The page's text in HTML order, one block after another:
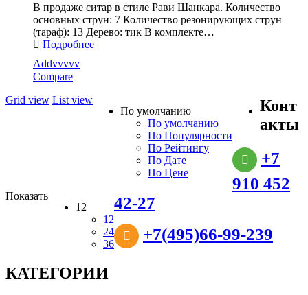
В продаже ситар в стиле Рави Шанкара. Количество
основных струн: 7 Количество резонирующих струн
(тараф): 13 Дерево: тик В комплекте…
Подробнее
Addvvvvv
Compare
Grid view List view
По умолчанию
По умолчанию
По Популярности
По Рейтингу
По Дате
По Цене
Показать
12
12
24
36
Конт
акты
+7
910 452
42-27
+7(495)66-99-239
КАТЕГОРИИ